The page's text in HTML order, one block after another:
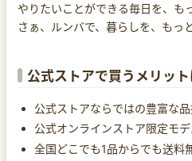
やりたいことができる毎日を、も
さぁ、ルンバで、暮らしを、もっ
公式ストアで買うメリッ
公式ストアならではの豊富な品
公式オンラインストア限定モ
全国どこでも1品からでも送料